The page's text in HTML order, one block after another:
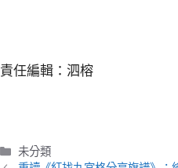
責任編輯：泗榕
分
未分類